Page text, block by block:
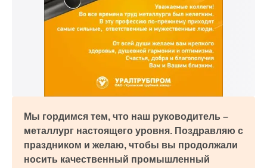
Мы гордимся тем, что наш руководитель –
металлург настоящего уровня. Поздравляю с
праздником и желаю, чтобы вы продолжали
носить качественный промышленный